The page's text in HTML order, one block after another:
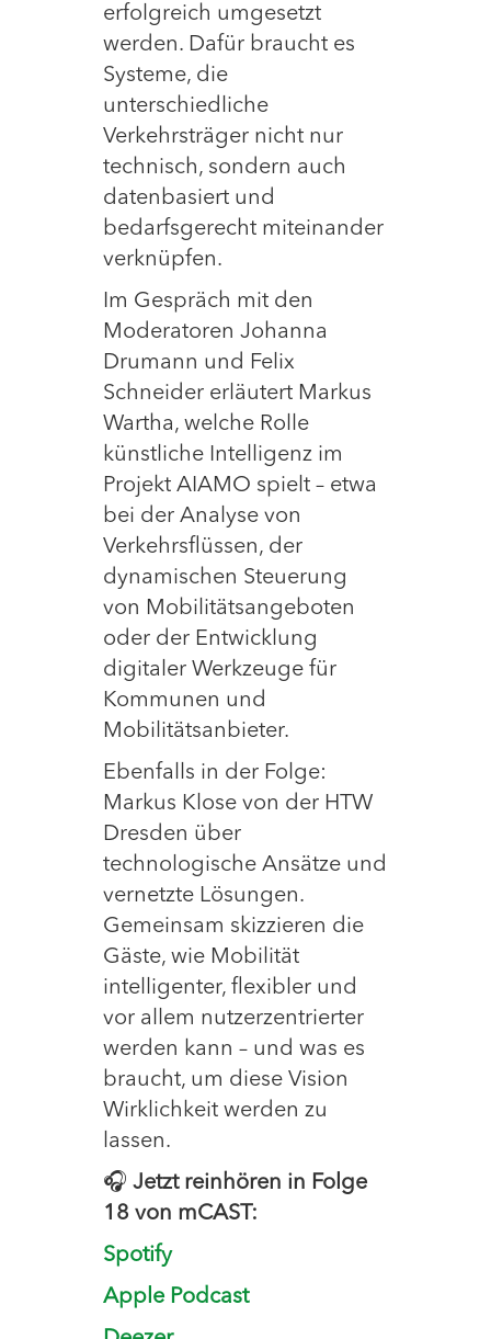
erfolgreich umgesetzt
werden. Dafür braucht es
Systeme, die
unterschiedliche
Verkehrsträger nicht nur
technisch, sondern auch
datenbasiert und
bedarfsgerecht miteinander
verknüpfen.
Im Gespräch mit den
Moderatoren Johanna
Drumann und Felix
Schneider erläutert Markus
Wartha, welche Rolle
künstliche Intelligenz im
Projekt AIAMO spielt – etwa
bei der Analyse von
Verkehrsflüssen, der
dynamischen Steuerung
von Mobilitätsangeboten
oder der Entwicklung
digitaler Werkzeuge für
Kommunen und
Mobilitätsanbieter.
Ebenfalls in der Folge:
Markus Klose von der HTW
Dresden über
technologische Ansätze und
vernetzte Lösungen.
Gemeinsam skizzieren die
Gäste, wie Mobilität
intelligenter, flexibler und
vor allem nutzerzentrierter
werden kann – und was es
braucht, um diese Vision
Wirklichkeit werden zu
lassen.
🎧 Jetzt reinhören in Folge
18 von mCAST:
Spotify
Apple Podcast